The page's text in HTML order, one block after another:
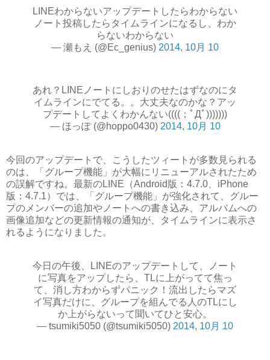
LINEわからないアップデートしたらわからない
ノート投稿したらタイムラインになるし、わか
らないわからない
— 瀬もえ (@Ec_genius) 2014, 10月 10
あれ？LINEノートにしおりのせたはずなのにタ
イムラインにでてる。。大丈夫なのかな？アッ
プデートしてよくわかんない((((；ﾟДﾟ)))))))
— ほっぽ (@hoppo0430) 2014, 10月 10
今回のアップデートで、こうしたツィートが多数見られる
のは、「グループ機能」が大幅にリニューアルされたため
の誤解ですね。最新のLINE（Android版：4.7.0、iPhone
版：4.7.1）では、「グループ機能」が強化されて、グルー
プのメンバーの追加やノートへの書き込み、アルバムへの
画像追加などの更新情報の通知が、タイムラインに表示さ
れるようになりました。
今日の午後、LINEのアップデートして、ノート
に写真をアップしたら、TLに上がってて焦っ
て、消し方わからずパニック！流出したらマズ
イ写真だけに、グループを組んでる人のTLにし
か上がらないって聞いてひと安心。
— tsumiki5050 (@tsumiki5050) 2014, 10月 10